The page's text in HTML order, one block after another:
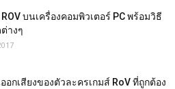
บนเครื่องคอมพิวเตอร์ PC พร้อมวิธี
างๆ
อกเสียงของตัวละครเกมส์ RoV ที่ถูกต้อง